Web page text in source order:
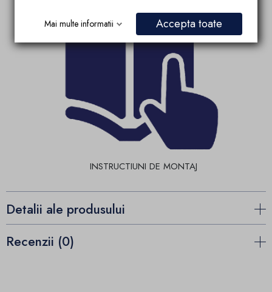
INSTRUCTIUNI DE MONTAJ
Detalii ale produsului
Recenzii (0)
Mai multe informatii Accepta toate